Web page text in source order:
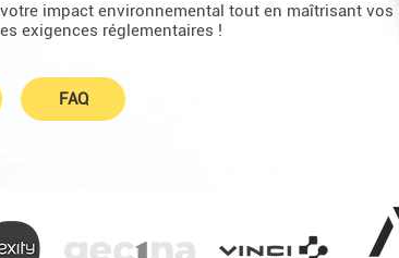
impact environnemental tout en maîtrisant vos
exigences réglementaires !
FAQ